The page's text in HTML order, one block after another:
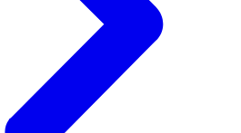
van de wet werken en nooit de privacy
bedreigingen voor Nederland.
(Het Nederlandse wapenschild met
Beeldtekst: www.rijksoverheid.nl/wiv en